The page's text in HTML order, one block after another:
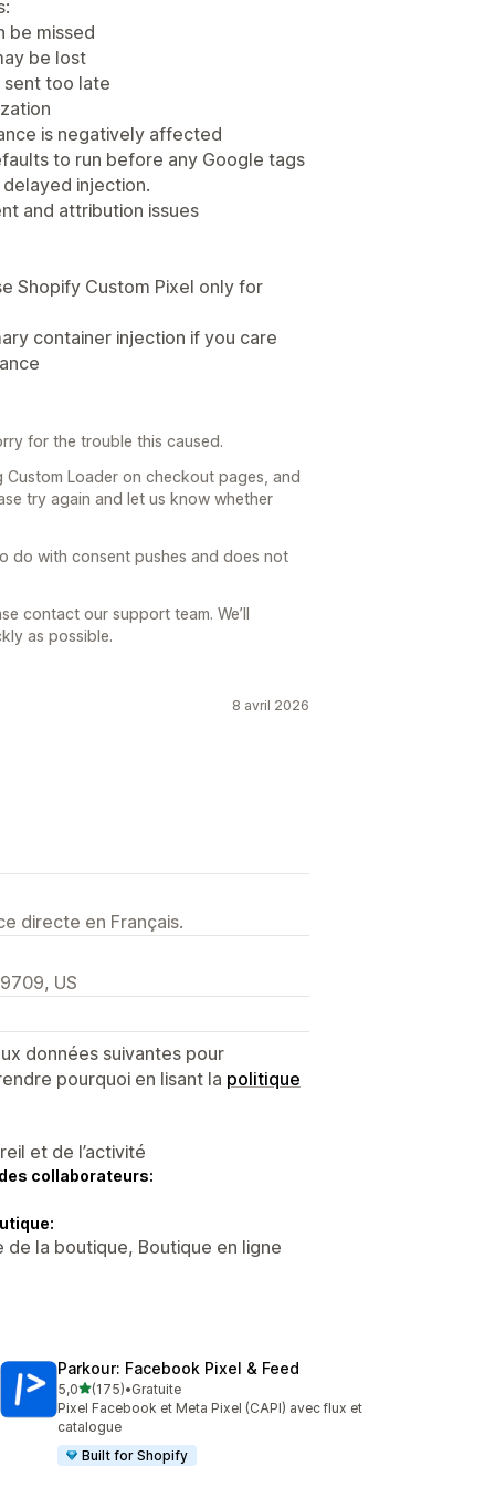
be missed
be lost
sent too late
is negatively affected
to run before any Google tags
injection.
and attribution issues
Shopify Custom Pixel only for
container injection if you care
for the trouble this caused.
Loader on checkout pages, and
try again and let us know whether
do with consent pushes and does not
contact our support team. We’ll
as possible.
8 avril 2026
directe en Français.
US
données suivantes pour
pourquoi en lisant la politique
et de l’activité
collaborateurs:
la boutique, Boutique en ligne
Parkour: Facebook Pixel & Feed
5,0étoile(s) sur 5
(175)
175 avis au total
•Gratuite
Pixel Facebook et Meta Pixel (CAPI) avec flux et
catalogue
Built for Shopify